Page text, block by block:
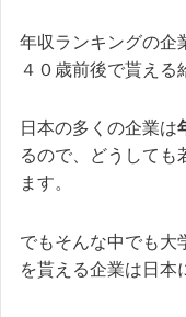
年収ランキングの企
４０歳前後で貰える
日本の多くの企業は
るので、どうしても
ます。
でもそんな中でも大
を貰える企業は日本